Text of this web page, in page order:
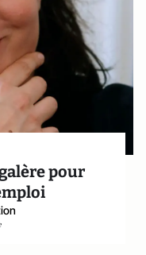
pour